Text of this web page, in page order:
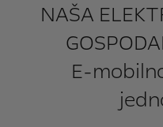
NAŠA
E-